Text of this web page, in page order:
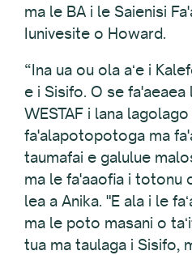
ma le BA i le Saienisi
Iunivesite o Howard.
“Ina ua ou ola aʻe i
e i Sisifo. O se fa'aeaea
WESTAF i lana
fa'alapotopotoga ma
taumafai e galulue
ma le fa'aaofia i totonu
lea a Anika. "E ala i le
ma le poto masani o
tua ma taulaga i Sisifo,